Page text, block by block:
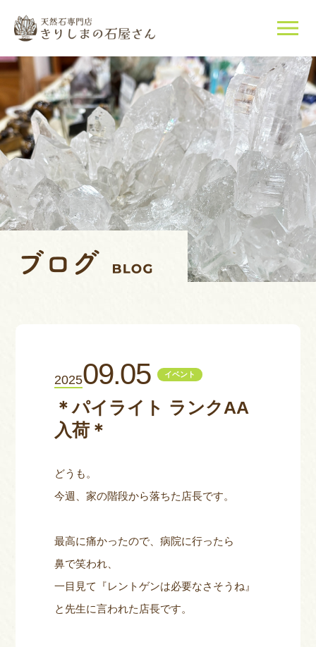
202509.05 イベント
＊パイライト ランクAA
入荷＊
どうも。
今週、家の階段から落ちた店長です。
最高に痛かったので、病院に行ったら
鼻で笑われ、
一目見て『レントゲンは必要なさそうね』
と先生に言われた店長です。
当店について
天然石について
ご購入はこちら
店長紹介